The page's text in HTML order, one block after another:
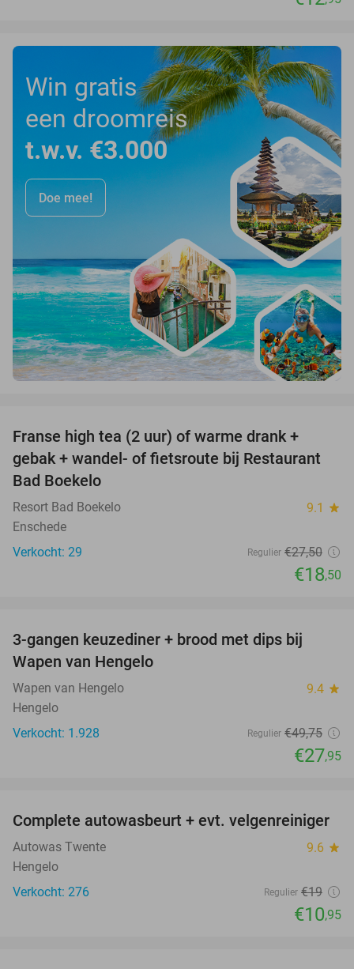
Win gratis
een droomreis
t.w.v. €3.000
Doe mee!
Franse high tea (2 uur) of warme drank +
gebak + wandel- of fietsroute bij Restaurant
Bad Boekelo
Resort Bad Boekelo 9.1 star
Enschede
Verkocht: 29
Regulier €27,50
€18,50
3-gangen keuzediner + brood met dips bij
Wapen van Hengelo
Wapen van Hengelo 9.4 star
Hengelo
Verkocht: 1.928
Regulier €49,75
€27,95
42%
Complete autowasbeurt + evt. velgenreiniger
Autowas Twente 9.6 star
Hengelo
Verkocht: 276
Regulier €19
€10,95